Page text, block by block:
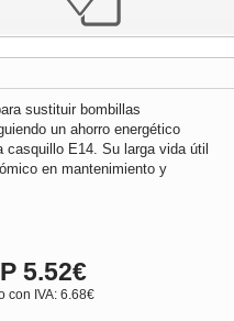
sustituir bombillas
un ahorro energético
E14. Su larga vida útil
en mantenimiento y
5.52€
con IVA: 6.68€